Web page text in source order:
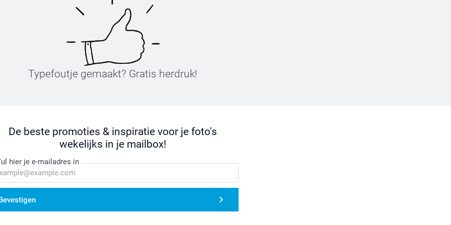
Typefoutje gemaakt? Gratis herdruk!
De beste promoties & inspiratie voor je foto's
wekelijks in je mailbox!
hier je e-mailadres in